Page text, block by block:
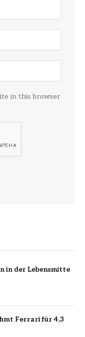
in this browser
in der Lebensmitte
Ferrari für 4,3